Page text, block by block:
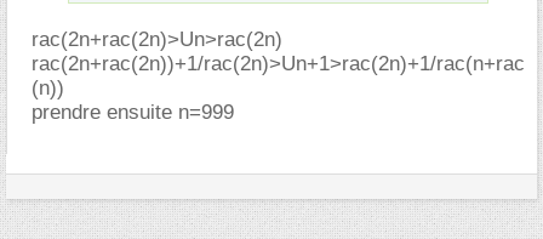
rac(2n+rac(2n)>Un>rac(2n)
rac(2n+rac(2n))+1/rac(2n)>Un+1>rac(2n)+1/rac(n+rac
(n))
prendre ensuite n=999